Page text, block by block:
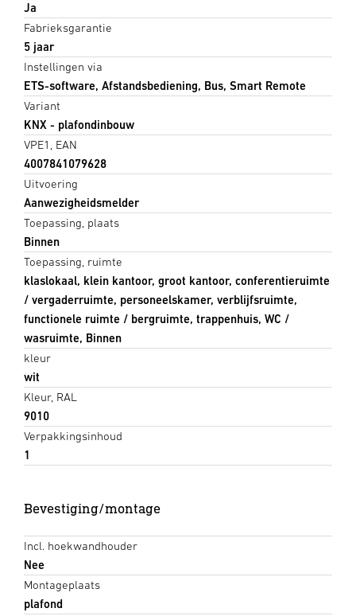
Ja
Fabrieksgarantie
5 jaar
Instellingen via
ETS-software, Afstandsbediening, Bus, Smart Remote
Variant
KNX - plafondinbouw
VPE1, EAN
4007841079628
Uitvoering
Aanwezigheidsmelder
Toepassing, plaats
Binnen
Toepassing, ruimte
klaslokaal, klein kantoor, groot kantoor, conferentieruimte
/ vergaderruimte, personeelskamer, verblijfsruimte,
functionele ruimte / bergruimte, trappenhuis, WC /
wasruimte, Binnen
kleur
wit
Kleur, RAL
9010
Verpakkingsinhoud
1
Bevestiging/montage
Incl. hoekwandhouder
Nee
Montageplaats
plafond